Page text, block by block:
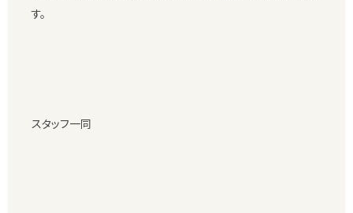
す。
スタッフ一同